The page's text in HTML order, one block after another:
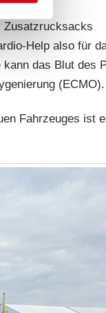
Zusatzrucksacks
Help also für
das Blut des
(ECMO).
Fahrzeuges ist